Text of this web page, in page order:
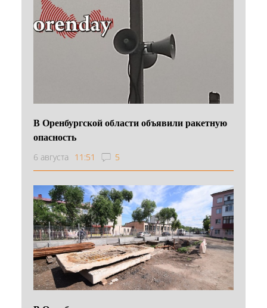
В Оренбургской области объявили ракетную
опасность
6 августа 11:51 5